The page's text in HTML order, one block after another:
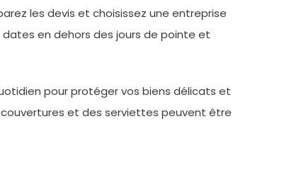
les devis et choisissez une entreprise
en dehors des jours de pointe et
pour protéger vos biens délicats et
et des serviettes peuvent être